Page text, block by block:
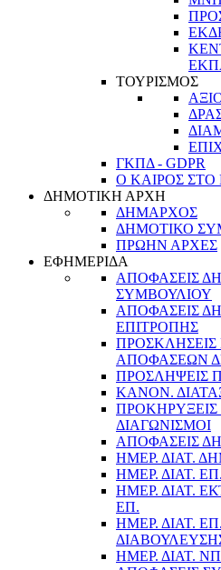
ΤΟΥΡΙΣΜΟΣ
ΓΚΠΔ - GDPR
Ο ΚΑΙΡΟΣ
ΔΗΜΟΤΙΚΗ ΑΡΧΗ
ΔΗΜΑΡΧΟΣ
ΔΗΜΟΤΙΚΟ
ΠΡΩΗΝ ΑΡΧΕΣ
ΕΦΗΜΕΡΙΔΑ
ΑΠΟΦΑΣΕΙΣ
ΣΥΜΒΟΥΛΙΟΥ
ΑΠΟΦΑΣΕΙΣ
ΕΠΙΤΡΟΠΗΣ
ΠΡΟΣΚΛΗΣΕΙΣ
ΑΠΟΦΑΣΕΩΝ
ΠΡΟΣΛΗΨΕΙΣ
ΚΑΝΟΝ.
ΠΡΟΚΗΡΥΞΕΙΣ
ΔΙΑΓΩΝΙΣΜΟΙ
ΑΠΟΦΑΣΕΙΣ
ΗΜΕΡ. ΔΙΑΤ.
ΗΜΕΡ. ΔΙΑΤ.
ΗΜΕΡ. ΔΙΑΤ.
ΕΠ.
ΗΜΕΡ. ΔΙΑΤ. ΕΠ.
ΗΜΕΡ. ΔΙΑΤ.